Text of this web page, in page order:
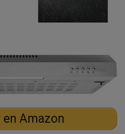
en Amazon